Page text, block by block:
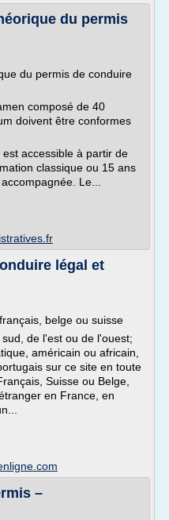
du permis
du permis de conduire
composé de 40
doivent être conformes
accessible à partir de
classique ou 15 ans
Le...
légal et
belge ou suisse
de l'est ou de l'ouest;
américain ou africain,
sur ce site en toute
Suisse ou Belge,
en France, en
–